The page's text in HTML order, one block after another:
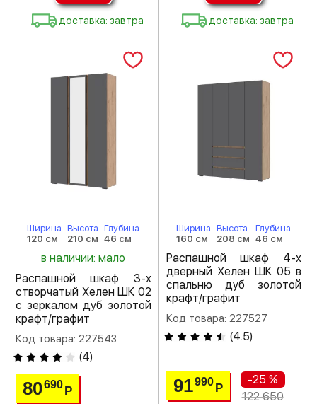
доставка: завтра доставка: завтра
Ширина
120 см
Высота
210 см
Глубина
46 см
в наличии: мало
Распашной шкаф 3-х
створчатый Хелен ШК 02
с зеркалом дуб золотой
крафт/графит
Код товара: 227543
(4)
80690Р
Ширина
160 см
Высота
208 см
Глубина
46 см
Распашной шкаф 4-х
дверный Хелен ШК 05 в
спальню дуб золотой
крафт/графит
Код товара: 227527
(4.5)
91990 Р
-25 %
122 650